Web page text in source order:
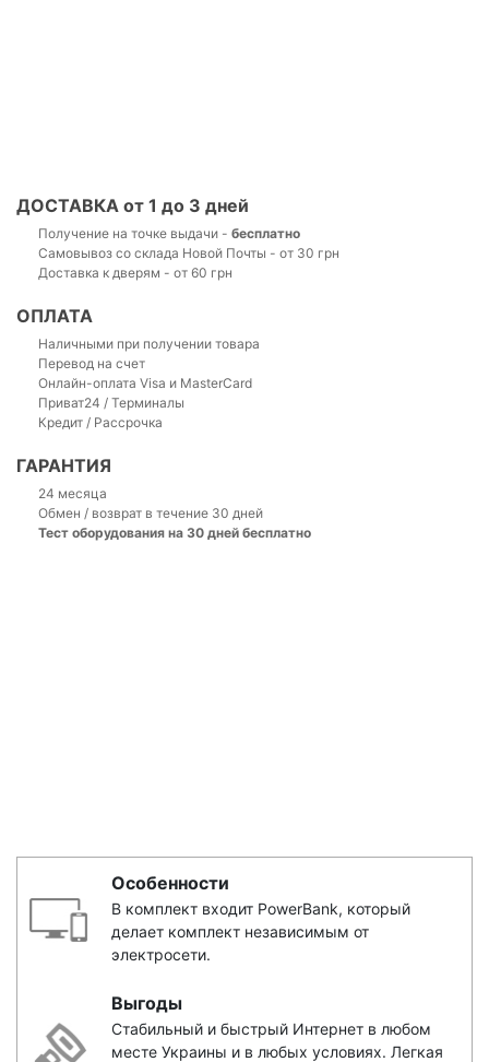
ДОСТАВКА от 1 до 3 дней
Получение на точке выдачи - бесплатно
Самовывоз со склада Новой Почты - от 30 грн
Доставка к дверям - от 60 грн
ОПЛАТА
Наличными при получении товара
Перевод на счет
Онлайн-оплата Visa и MasterCard
Приват24 / Терминалы
Кредит / Рассрочка
ГАРАНТИЯ
24 месяца
Обмен / возврат в течение 30 дней
Тест оборудования на 30 дней бесплатно
Особенности
В комплект входит PowerBank, который
делает комплект независимым от
электросети.
Выгоды
Стабильный и быстрый Интернет в любом
месте Украины и в любых условиях. Легкая